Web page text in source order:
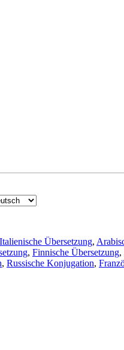
Italienische Übersetzung,
, Finnische Übersetzung,
, Russische Konjugation,